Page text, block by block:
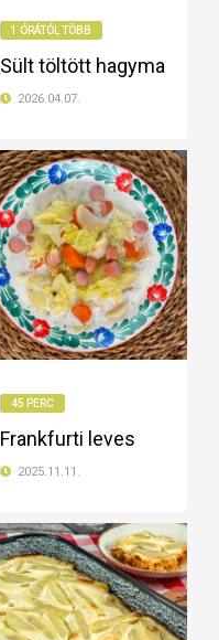
1 ÓRÁTÓL TÖBB
Sült töltött hagyma
2026.04.07.
45 PERC
Frankfurti leves
2025.11.11.